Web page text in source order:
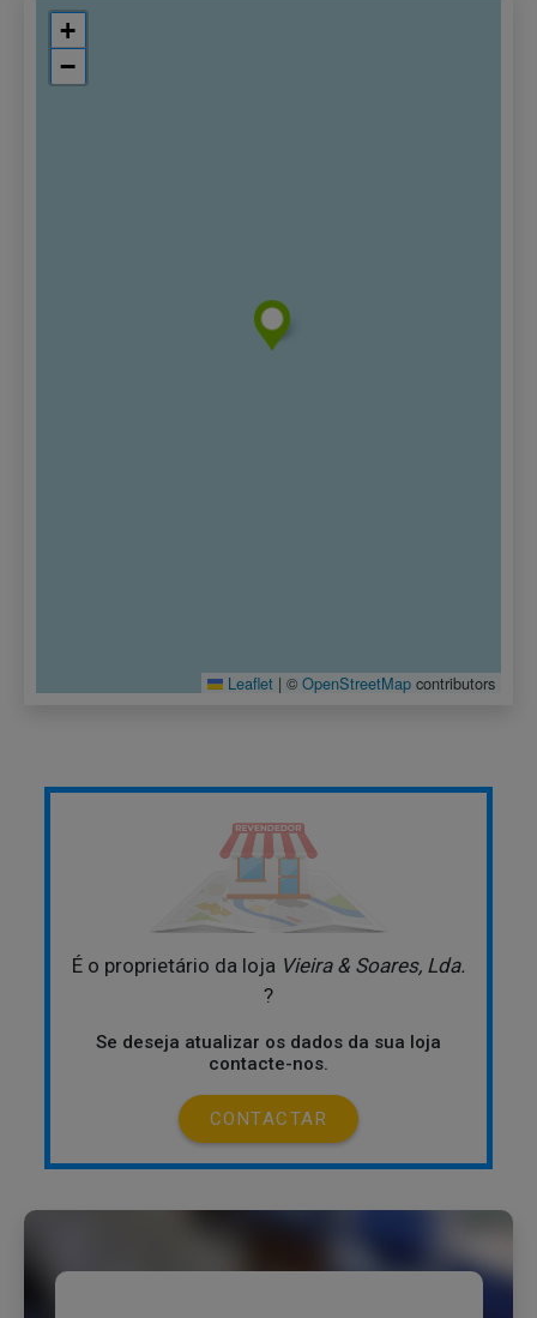
+
−
Leaflet | © OpenStreetMap contributors
É o proprietário da loja Vieira & Soares, Lda.
?
Se deseja atualizar os dados da sua loja
contacte-nos.
CONTACTAR